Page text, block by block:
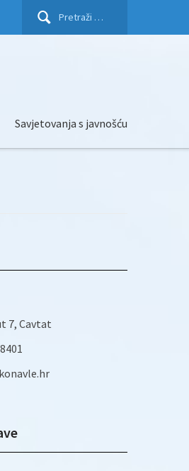
Pretraži:
Savjetovanja s javnošću
7, Cavtat